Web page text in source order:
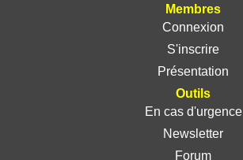
Membres
Connexion
S'inscrire
Présentation
Outils
En cas d'urgence
Newsletter
Forum